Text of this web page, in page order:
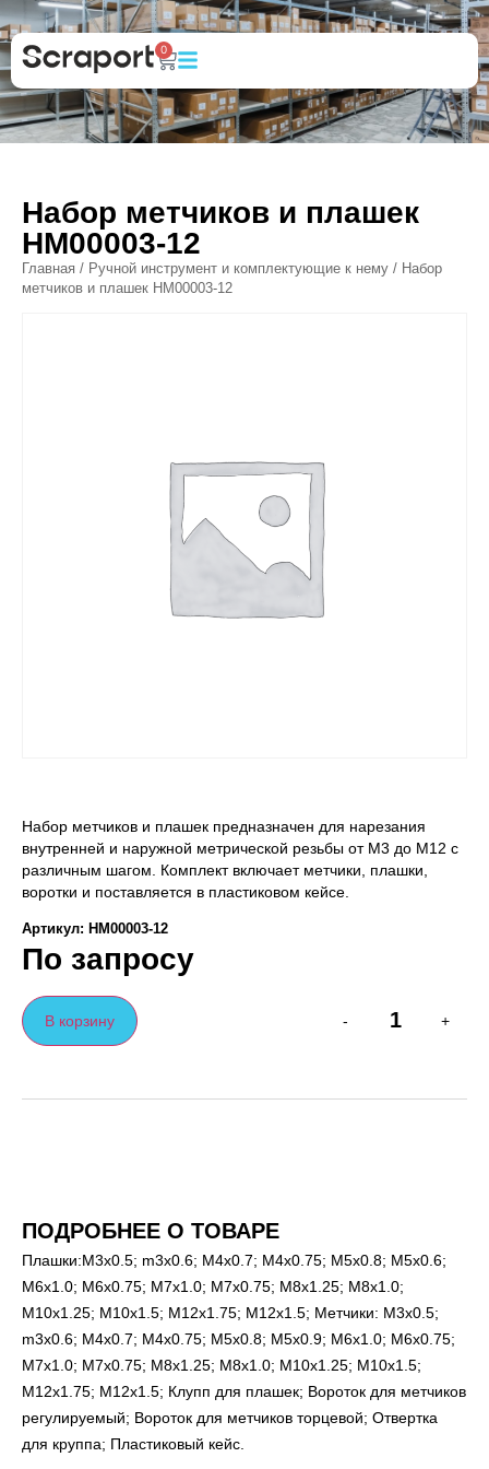
0
Набор метчиков и плашек
НМ00003-12
Главная / Ручной инструмент и комплектующие к нему / Набор
метчиков и плашек НМ00003-12
Набор метчиков и плашек предназначен для нарезания
внутренней и наружной метрической резьбы от М3 до М12 с
различным шагом. Комплект включает метчики, плашки,
воротки и поставляется в пластиковом кейсе.
Артикул: НМ00003-12
По запросу
- +
В корзину
ПОДРОБНЕЕ О ТОВАРЕ
Плашки:M3x0.5; m3x0.6; M4x0.7; M4x0.75; M5x0.8; M5x0.6;
M6x1.0; M6x0.75; M7x1.0; M7x0.75; M8x1.25; M8x1.0;
M10x1.25; M10x1.5; M12x1.75; M12x1.5; Метчики: M3x0.5;
m3x0.6; M4x0.7; M4x0.75; M5x0.8; M5x0.9; M6x1.0; M6x0.75;
M7x1.0; M7x0.75; M8x1.25; M8x1.0; M10x1.25; M10x1.5;
M12x1.75; M12x1.5; Клупп для плашек; Вороток для метчиков
регулируемый; Вороток для метчиков торцевой; Отвертка
для круппа; Пластиковый кейс.